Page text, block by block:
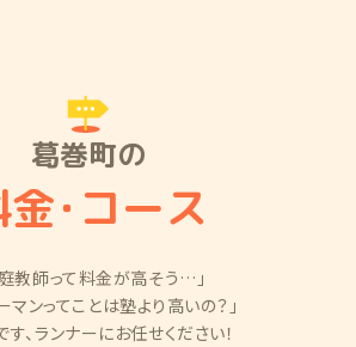
葛巻町の
・コース
庭教師って料金が高そう…」
マンってことは塾より高いの？」
、ランナーにお任せください！